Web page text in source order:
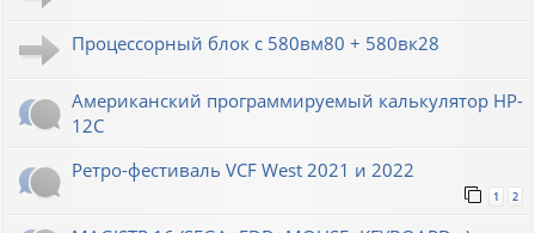
Процессорный блок с 580вм80 + 580вк28
Американский программируемый калькулятор HP-
12C
Ретро-фестиваль VCF West 2021 и 2022
1 2